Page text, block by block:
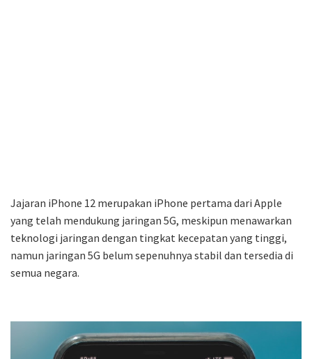
Jajaran iPhone 12 merupakan iPhone pertama dari Apple
yang telah mendukung jaringan 5G, meskipun menawarkan
teknologi jaringan dengan tingkat kecepatan yang tinggi,
namun jaringan 5G belum sepenuhnya stabil dan tersedia di
semua negara.